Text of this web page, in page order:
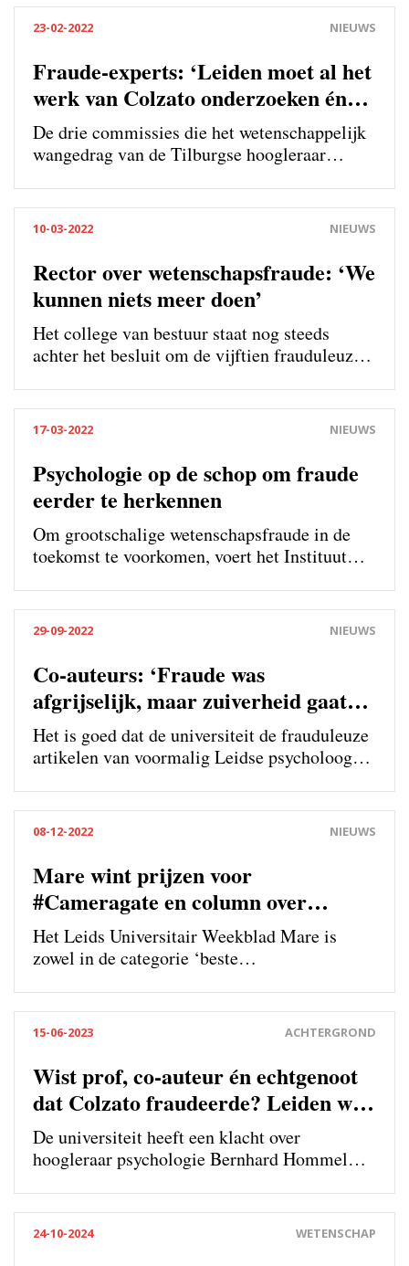
Leidse psycholoog.
23-02-2022 NIEUWS
Fraude-experts: ‘Leiden moet al het
werk van Colzato onderzoeken én
openbaren’
De drie commissies die het wetenschappelijk
wangedrag van de Tilburgse hoogleraar
Universiteit Leiden het gehele oeuvre van
psycholoog Lorenza Colzato moet
onderzoeken, de frauduleuze artikelen
ongeanonimiseerd moet publiceren én een
gang naar de rechter moet overwegen. ‘Alleen
met openheid kun je dit oplossen.’
10-03-2022 NIEUWS
Rector over wetenschapsfraude: ‘We
kunnen niets meer doen’
Het college van bestuur staat nog steeds
achter het besluit om de vijftien frauduleuze
Colzato niet te openbaren. Ook is het volgens
rector Hester Bijl niet mogelijk om alle
publicaties van Colzato te onderzoeken.
17-03-2022 NIEUWS
Psychologie op de schop om fraude
eerder te herkennen
Om grootschalige wetenschapsfraude in de
toekomst te voorkomen, voert het Instituut
isolement is ruimte voor misbruik. Dat
moeten we doorbreken.’
29-09-2022 NIEUWS
Co-auteurs: ‘Fraude was
afgrijselijk, maar zuiverheid gaat
boven imago’
Het is goed dat de universiteit de frauduleuze
artikelen van voormalig Leidse psycholoog
Dat zeggen twee Leidse co-auteurs, die voor
het eerst over de affaire spreken. ‘Dat mijn
naam is geopenbaard, maakt me niets uit.’
08-12-2022 NIEUWS
Mare wint prijzen voor
#Cameragate en column over
toegedekte fraude
Het Leids Universitair Weekblad Mare is
zowel in de categorie ‘beste
van de Kring Awards: een jaarlijkse prijs voor
de beste verhalen van alle hogeschool- en
universiteitsbladen.
15-06-2023 ACHTERGROND
Wist prof, co-auteur én echtgenoot
dat Colzato fraudeerde? Leiden wil
het niet weten
De universiteit heeft een klacht over
hoogleraar psychologie Bernhard Hommel
landelijke integriteitscommissie het
tegenovergestelde adviseerde. Daardoor komt
er geen onderzoek naar zijn eventuele rol bij
24-10-2024 WETENSCHAP